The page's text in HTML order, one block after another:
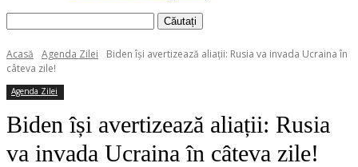
Acasă Agenda Zilei
Biden își avertizează aliații: Rusia va invada Ucraina în
câteva zile!
Agenda Zilei
Biden își avertizează aliații: Rusia
va invada Ucraina în câteva zile!